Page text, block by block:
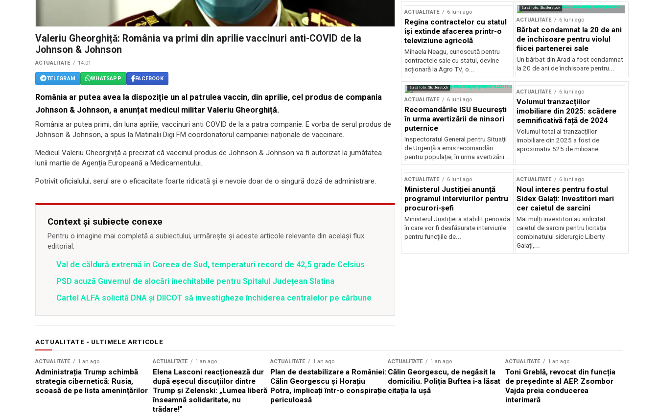
Valeriu Gheorghiță: România va primi din aprilie vaccinuri anti-COVID de la
Johnson & Johnson
ACTUALITATE 14:01
TELEGRAM WHATSAPP FACEBOOK
România ar putea avea la dispoziție un al patrulea vaccin, din aprilie, cel produs de compania
Johnson & Johnson, a anunțat medicul militar Valeriu Gheorghiță.
România ar putea primi, din luna aprilie, vaccinuri anti COVID de la a patra companie. E vorba de serul produs de
Johnson & Johnson, a spus la Matinalii Digi FM coordonatorul campaniei naționale de vaccinare.
Medicul Valeriu Gheorghiță a precizat că vaccinul produs de Johnson & Johnson va fi autorizat la jumătatea
lunii martie de Agenția Europeană a Medicamentului.
Potrivit oficialului, serul are o eficacitate foarte ridicată și e nevoie doar de o singură doză de administrare.
Context și subiecte conexe
Pentru o imagine mai completă a subiectului, urmărește și aceste articole relevante din același flux
editorial.
Val de căldură extremă în Coreea de Sud, temperaturi record de 42,5 grade Celsius
PSD acuză Guvernul de alocări inechitabile pentru Spitalul Județean Slatina
Cartel ALFA solicită DNA și DIICOT să investigheze închiderea centralelor pe cărbune
ACTUALITATE 6 luni ago
Regina contractelor cu statul
își extinde afacerea printr-o
televiziune agricolă
Mihaela Neagu, cunoscută pentru
contractele sale cu statul, devine
acționară la Agro TV, o...
Sursă foto: Shutterstock
ACTUALITATE 6 luni ago
Bărbat condamnat la 20 de ani
de închisoare pentru violul
fiicei partenerei sale
Un bărbat din Arad a fost condamnat
la 20 de ani de închisoare pentru...
Sursă foto: Shutterstock
ACTUALITATE 6 luni ago
Recomandările ISU București
în urma avertizării de ninsori
puternice
Inspectoratul General pentru Situații
de Urgență a emis recomandări
pentru populație, în urma avertizării...
ACTUALITATE 6 luni ago
Volumul tranzacțiilor
imobiliare din 2025: scădere
semnificativă față de 2024
Volumul total al tranzacțiilor
imobiliare din 2025 a fost de
aproximativ 525 de milioane...
ACTUALITATE 6 luni ago
Ministerul Justiției anunță
programul interviurilor pentru
procurori-șefi
Ministerul Justiției a stabilit perioada
în care vor fi desfășurate interviurile
pentru funcțiile de...
ACTUALITATE 6 luni ago
Noul interes pentru fostul
Sidex Galați: Investitori mari
cer caietul de sarcini
Mai mulți investitori au solicitat
caietul de sarcini pentru licitația
combinatului siderurgic Liberty
Galați,...
ACTUALITATE - ULTIMELE ARTICOLE
ACTUALITATE 1 an ago
Administrația Trump schimbă
strategia cibernetică: Rusia,
scoasă de pe lista amenințărilor
ACTUALITATE 1 an ago
Elena Lasconi reacționează dur
după eșecul discuțiilor dintre
Trump și Zelenski: „Lumea liberă
înseamnă solidaritate, nu
trădare!”
ACTUALITATE 1 an ago
Plan de destabilizare a României:
Călin Georgescu și Horațiu
Potra, implicați într-o conspirație
periculoasă
ACTUALITATE 1 an ago
Călin Georgescu, de negăsit la
domiciliu. Poliția Buftea i-a lăsat
citația la ușă
ACTUALITATE 1 an ago
Toni Greblă, revocat din funcția
de președinte al AEP. Zsombor
Vajda preia conducerea
interimară